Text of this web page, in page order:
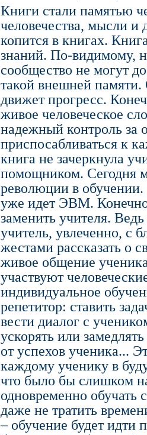
Книги стали памятью
человечества, мысли и
копится в книгах.
знаний. По-видимому,
сообщество не могут
такой внешней памяти.
движет прогресс.
живое человеческое
надежный контроль за
приспосабливаться к
книга не зачеркнула
помощником. Сегодня
революции в
уже идет ЭВМ.
заменить учителя.
учитель, увлеченно, с
жестами рассказать о
живое общение
участвуют
индивидуальное
репетитор: ставить
вести диалог с
ускорять или
от успехов ученика...
каждому ученику в
что было бы слишком
одновременно обучать
даже не тратить
– обучение будет идти